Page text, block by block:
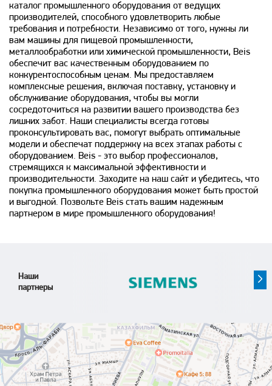
каталог промышленного оборудования от ведущих
производителей, способного удовлетворить любые
требования и потребности. Независимо от того, нужны ли
вам машины для пищевой промышленности,
металлообработки или химической промышленности, Beis
обеспечит вас качественным оборудованием по
конкурентоспособным ценам. Мы предоставляем
комплексные решения, включая поставку, установку и
обслуживание оборудования, чтобы вы могли
сосредоточиться на развитии вашего производства без
лишних забот. Наши специалисты всегда готовы
проконсультировать вас, помогут выбрать оптимальные
модели и обеспечат поддержку на всех этапах работы с
оборудованием. Beis - это выбор профессионалов,
стремящихся к максимальной эффективности и
производительности. Заходите на наш сайт и убедитесь, что
покупка промышленного оборудования может быть простой
и выгодной. Позвольте Beis стать вашим надежным
партнером в мире промышленного оборудования!
Наши
партнеры